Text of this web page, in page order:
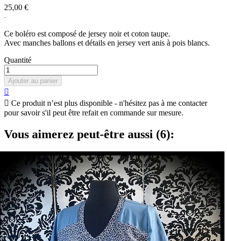
25,00 €
Ce boléro est composé de jersey noir et coton taupe.
Avec manches ballons et détails en jersey vert anis à pois blancs.
Quantité
Ajouter au panier

 Ce produit n’est plus disponible - n'hésitez pas à me contacter
pour savoir s'il peut être refait en commande sur mesure.
Vous aimerez peut-être aussi (6):